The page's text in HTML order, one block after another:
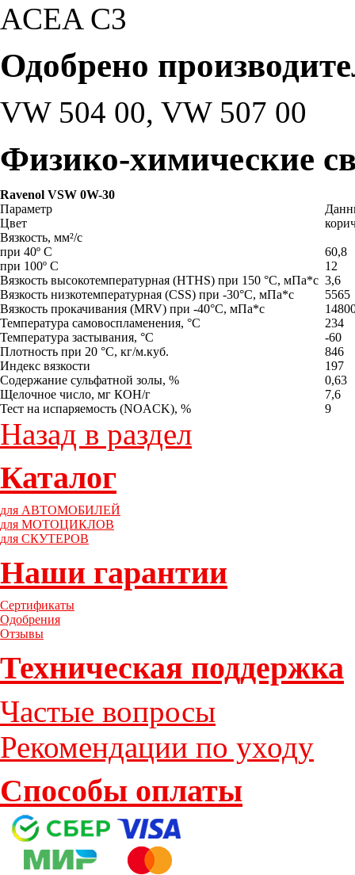
ACEA C3
Одобрено
VW 504 00, VW 507 00
Физико-химические
Ravenol VSW 0W-30
Параметр
Цвет
Вязкость, мм²/с
при 40º C
60,8
при 100º C
12
Вязкость высокотемпературная (HTHS) при 150 °C, мПа*с 3,6
Вязкость низкотемпературная (CSS) при -30°C, мПа*с
5565
Вязкость прокачивания (MRV) при -40°C, мПа*с
Температура самовоспламенения, °C
234
Температура застывания, °C
-60
Плотность при 20 °C, кг/м.куб.
846
Индекс вязкости
197
Содержание сульфатной золы, %
Щелочное число, мг КОН/г
7,6
Тест на испаряемость (NOACK), %
9
Назад в раздел
Каталог
для АВТОМОБИЛЕЙ
для МОТОЦИКЛОВ
для СКУТЕРОВ
Наши гарантии
Сертификаты
Одобрения
Отзывы
Техническая поддержка
Частые вопросы
Рекомендации по уходу
Способы оплаты